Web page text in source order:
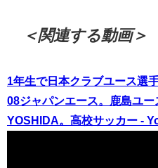
＜関連する動画＞
1年生で日本クラブユース選
08ジャパンエース。鹿島ユ
YOSHIDA。高校サッカー -